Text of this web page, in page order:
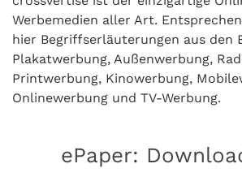
Werbemedien aller Art.
hier Begriffserläuterungen aus den
Plakatwerbung, Außenwerbung,
Printwerbung, Kinowerbung,
Onlinewerbung und TV-Werbung.
ePaper: